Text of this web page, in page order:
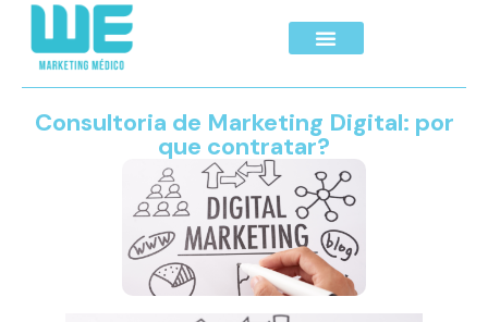
Consultoria de Marketing Digital: por
que contratar?